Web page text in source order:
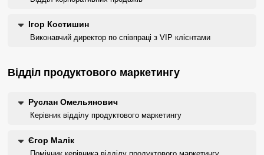
Ігор Костишин
Виконавчий директор по співпраці з VIP клієнтами
Відділ продуктового маркетингу
Руслан Омельянович
Керівник відділу продуктового маркетингу
Єгор Малік
Помічник керівника відділу продуктового маркетингу